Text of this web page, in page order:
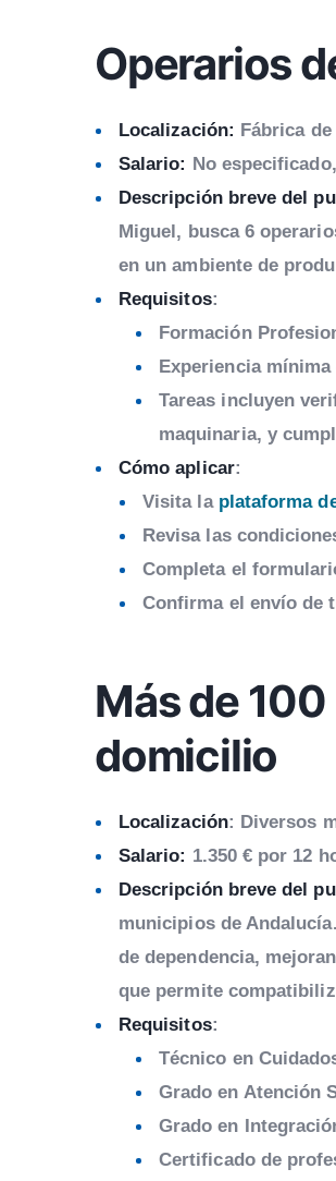
Operarios
Localización: Fábrica
Salario: No
Descripción breve del
Miguel, busca 6
en un ambiente de
Requisitos:
Formación
Experiencia mínima
Tareas incluyen
maquinaria, y
Cómo aplicar:
Visita la plataforma
Revisa las
Completa el
Confirma el envío de
Más de
domicilio
Localización: Diversos
Salario: 1.350 € por 12
Descripción breve del
municipios de
de dependencia,
que permite
Requisitos:
Técnico en
Grado en Atención
Grado en
Certificado de